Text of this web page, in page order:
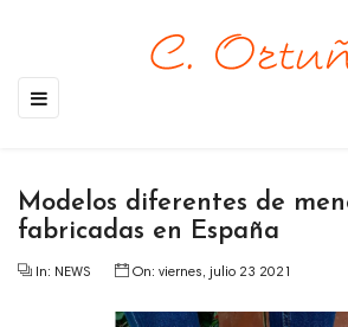
Toggle
navigation
☰
Modelos diferentes de
fabricadas en España
In: NEWS On: viernes, julio 23 2021